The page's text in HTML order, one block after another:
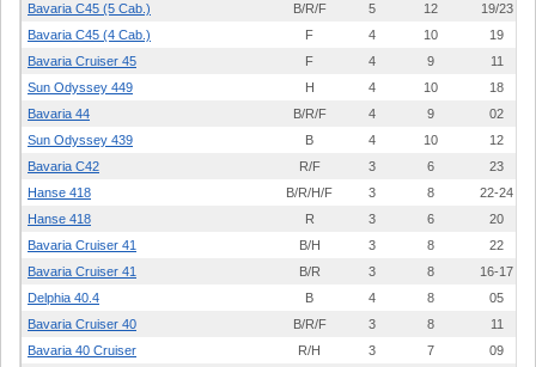
Bavaria C45 (5 Cab.)
B/R/F 5 12
19/23
Bavaria C45 (4 Cab.)
F 4 10
19
Bavaria Cruiser 45
F 4 9
11
Sun Odyssey 449
H 4 10
18
Bavaria 44
B/R/F 4 9
02
Sun Odyssey 439
B 4 10
12
Bavaria C42
R/F 3 6
23
Hanse 418
B/R/H/F 3 8
22-24
Hanse 418
R 3 6
20
Bavaria Cruiser 41
B/H 3 8
22
Bavaria Cruiser 41
B/R 3 8
16-17
Delphia 40.4
B 4 8
05
Bavaria Cruiser 40
B/R/F 3 8
11
Bavaria 40 Cruiser
R/H 3 7
09